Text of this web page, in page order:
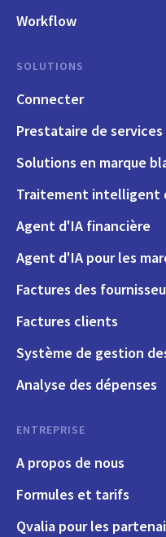
Workflow
SOLUTIONS
Connecter
Prestataire de services
Solutions en marque
Traitement intelligent
Agent d'IA financière
Agent d'IA pour les
Factures des
Factures clients
Système de gestion
Analyse des dépenses
ENTREPRISE
A propos de nous
Formules et tarifs
Qvalia pour les